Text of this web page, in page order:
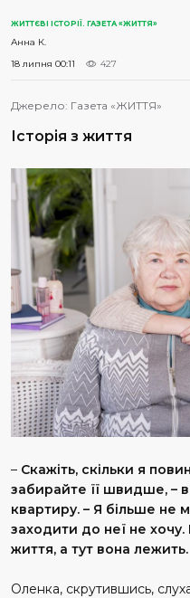
ЖИТТЄВІ ІСТОРІЇ. ГАЗЕТА «ЖИТТЯ»
Анна К.
18 липня 00:11
427
Джерело: Газета «ЖИТТЯ»
Історія з життя
– Скажіть, скільки я
забирайте її швидше, –
квартиру. – Я більше не
заходити до неї не
життя, а тут вона лежить.
Оленка, скрутившись,